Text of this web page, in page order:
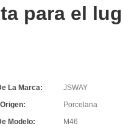
para el
La Marca:
JSWAY
Porcelana
Modelo:
M46